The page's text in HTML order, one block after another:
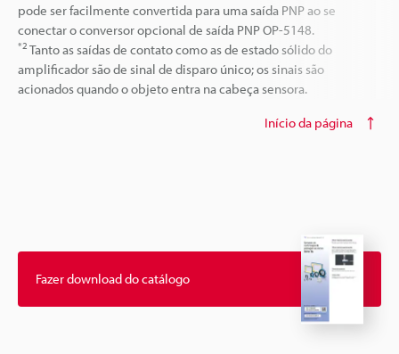
pode ser facilmente convertida para uma saída PNP ao se
conectar o conversor opcional de saída PNP OP-5148.
*2 Tanto as saídas de contato como as de estado sólido do
amplificador são de sinal de disparo único; os sinais são
acionados quando o objeto entra na cabeça sensora.
Início da página
Fazer download do catálogo